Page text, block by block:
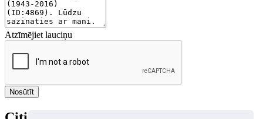
Atzīmējiet lauciņu
Nosūtīt